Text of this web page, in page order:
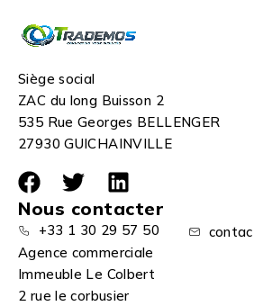
Siège social
ZAC du long Buisson 2
535 Rue Georges BELLENGER
27930 GUICHAINVILLE
Nous contacter
+33 1 30 29 57 50
Agence commerciale
Immeuble Le Colbert
2 rue le corbusier